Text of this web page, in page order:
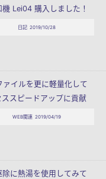
機 Lei04 購入しました！
日記 2019/10/28
ァイルを更に軽量化して
ススピードアップに貢献
WEB関連 2019/04/19
除に熱湯を使用してみて